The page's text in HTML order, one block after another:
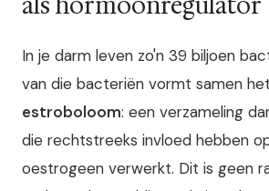
In je darm leven zo'n 39 biljoen
van die bacteriën vormt samen
estroboloom: een verzameling
die rechtstreeks invloed hebben
oestrogeen verwerkt. Dit is geen